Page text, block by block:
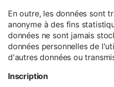
En outre, les données sont
anonyme à des fins
données ne sont jamais
données personnelles de
d'autres données ou
Inscription